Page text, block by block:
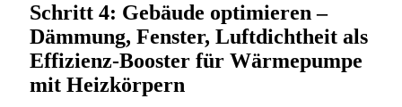
Schritt 4: Gebäude optimieren –
Dämmung, Fenster, Luftdichtheit als
Effizienz-Booster für Wärmepumpe
mit Heizkörpern